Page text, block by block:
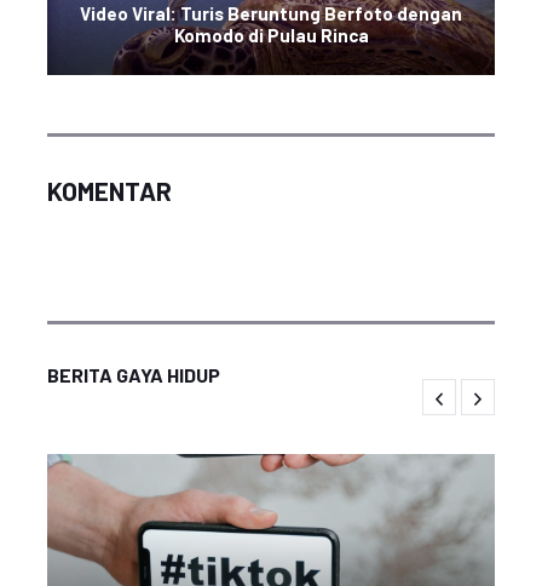
Video Viral: Turis Beruntung Berfoto dengan
Komodo di Pulau Rinca
KOMENTAR
BERITA GAYA HIDUP